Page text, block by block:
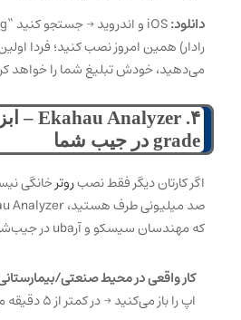
دانلود:
رادار) همین امروز نصب کنید؛ فردا
می‌دهید، خودش تبلیغ شما را خواهد
grade در جیب شما
اگر کارتان دیگر فقط نصبروتر خانگی
که مهندسان سیسکو و آرuba در جیب‌شان دارند.
کار واقعی در محیط صنعتی/
اپ را باز می‌کنید → در کمتر از ۵ دقیقه می‌فهمید: